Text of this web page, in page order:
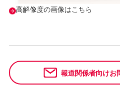
高解像度の画像はこちら
報道関係者向けお